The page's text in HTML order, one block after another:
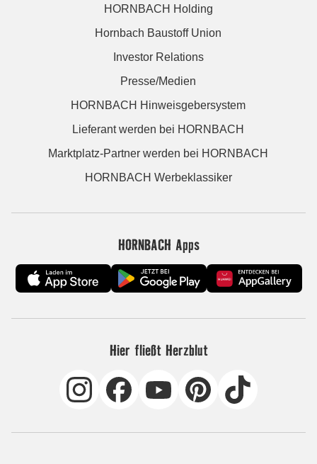
HORNBACH Holding
Hornbach Baustoff Union
Investor Relations
Presse/Medien
HORNBACH Hinweisgebersystem
Lieferant werden bei HORNBACH
Marktplatz-Partner werden bei HORNBACH
HORNBACH Werbeklassiker
HORNBACH Apps
Hier fließt Herzblut